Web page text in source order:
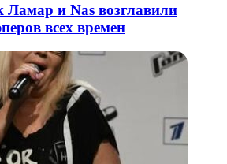
Ламар и Nas возглавили
всех времен